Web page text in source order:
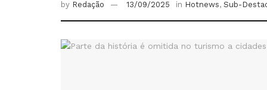
by Redação 13/09/2025 in Hotnews, Sub-